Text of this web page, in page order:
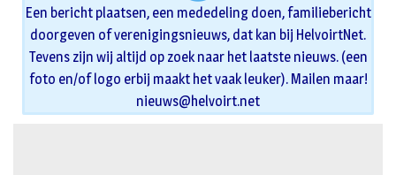
Een bericht plaatsen, een mededeling doen, familiebericht
doorgeven of verenigingsnieuws, dat kan bij HelvoirtNet.
Tevens zijn wij altijd op zoek naar het laatste nieuws. (een
foto en/of logo erbij maakt het vaak leuker). Mailen maar!
nieuws@helvoirt.net